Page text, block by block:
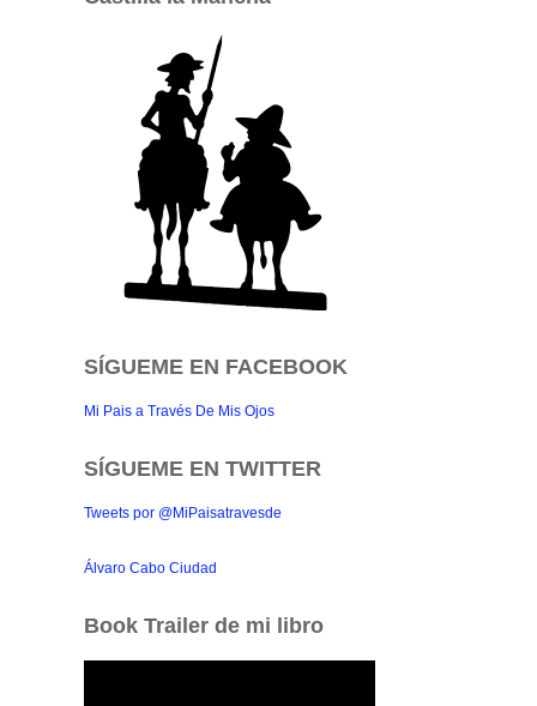
SÍGUEME EN FACEBOOK
Mi Pais a Través De Mis Ojos
SÍGUEME EN TWITTER
Tweets por @MiPaisatravesde
Álvaro Cabo Ciudad
Book Trailer de mi libro